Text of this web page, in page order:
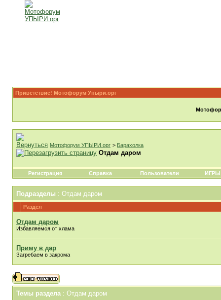
Приветствие! Мотофорум Упыри.орг
Мотофорум УПЫРИ.орг > Барахолка
Отдам даром
Регистрация Справка Пользователи ИГРЫ
Подразделы : Отдам даром
Раздел
Отдам даром
Избавляемся от хлама
Приму в дар
Загребаем в закрома
Темы раздела: Отдам даром